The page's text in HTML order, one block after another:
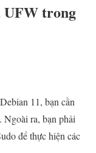
UFW trong
11, bạn cần
Ngoài ra, bạn phải
để thực hiện các